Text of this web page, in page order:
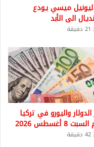
ليونيل ميسي يودع
الى الأبد
واليورو في تركيا
8 أغسطس 2026